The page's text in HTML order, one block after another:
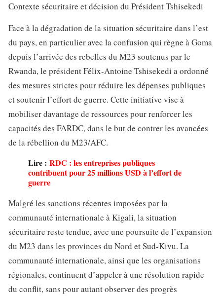
Contexte sécuritaire et décision du Président Tshisekedi
Face à la dégradation de la situation sécuritaire dans l’est
du pays, en particulier avec la confusion qui règne à Goma
depuis l’arrivée des rebelles du M23 soutenus par le
Rwanda, le président Félix-Antoine Tshisekedi a ordonné
des mesures strictes pour réduire les dépenses publiques
et soutenir l’effort de guerre. Cette initiative vise à
mobiliser davantage de ressources pour renforcer les
capacités des FARDC, dans le but de contrer les avancées
de la rébellion du M23/AFC.
Lire : RDC : les entreprises publiques
contribuent pour 25 millions USD à l’effort de
guerre
Malgré les sanctions récentes imposées par la
communauté internationale à Kigali, la situation
sécuritaire reste tendue, avec une poursuite de l’expansion
du M23 dans les provinces du Nord et Sud-Kivu. La
communauté internationale, ainsi que les organisations
régionales, continuent d’appeler à une résolution rapide
du conflit, sans pour autant observer des progrès